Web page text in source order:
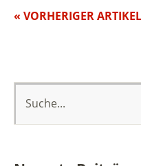
« VORHERIGER ARTIKEL